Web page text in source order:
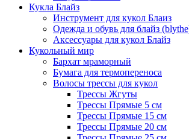
Кукла Блайз
Инструмент для кукол Блаиз
Одежда и обувь для блайз
Аксессуары для кукол Блайз
Кукольный мир
Бархат мраморный
Бумага для термопереноса
Волосы трессы для кукол
Трессы Жгуты
Трессы Прямые 5 см
Трессы Прямые 15 см
Трессы Прямые 20 см